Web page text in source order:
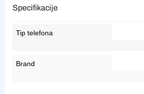
Specifikacije
Tip telefona
Brand